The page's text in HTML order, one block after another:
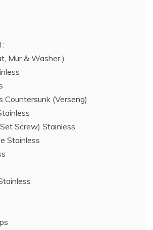
:
Mur & Washer )
Countersunk (Verseng)
Screw) Stainless
Stainless